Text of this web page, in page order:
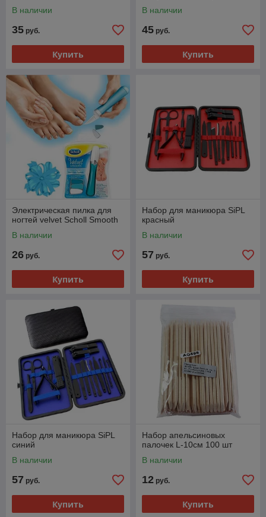
В наличии
35 руб.
Купить
В наличии
45 руб.
Купить
Электрическая пилка для
ногтей velvet Scholl Smooth
В наличии
26 руб.
Купить
Набор для маникюра SiPL
красный
В наличии
57 руб.
Купить
Набор для маникюра SiPL
синий
В наличии
57 руб.
Купить
Набор апельсиновых
палочек L-10см 100 шт
В наличии
12 руб.
Купить